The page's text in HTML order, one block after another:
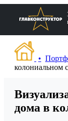
Услуги
колониальном
дома в